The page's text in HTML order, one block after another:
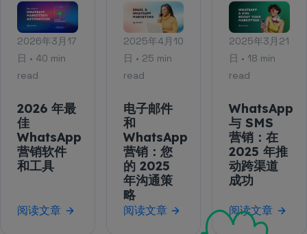
2026年3月17
日 • 40 min
read
2026 年最
佳
WhatsApp
营销软件
和工具
阅读文章
2025年4月10
日 • 25 min
read
电子邮件
和
WhatsApp
营销：您
的 2025
年沟通策
略
阅读文章
2025年3月21
日 • 18 min
read
WhatsApp
与 SMS
营销：在
2025 年推
动跨渠道
成功
阅读文章